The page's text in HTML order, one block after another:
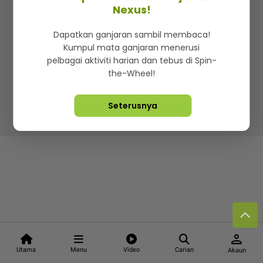
Utama Menu Video Carian
person
Akaun
Iklan di SMG360
Terma & Syarat Dasar Privasi
Lebih hot, viral dan sensasi
Hakcipta Terpelihara ©2026. Star Media Group Berhad
Nexus!
Dapatkan ganjaran sambil membaca!
Kumpul mata ganjaran menerusi
pelbagai aktiviti harian dan tebus di Spin-
the-Wheel!
Seterusnya